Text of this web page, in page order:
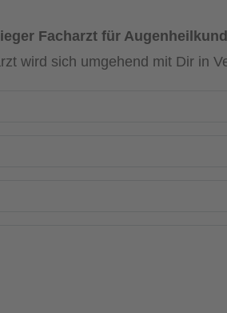
Facharzt für
wird sich umgehend mit Dir in